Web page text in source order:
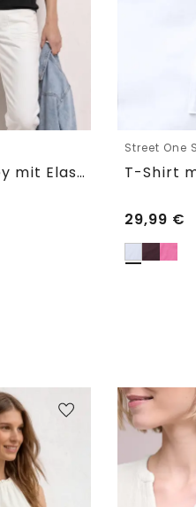
Top aus Jersey mit Elastiksaum
Street One
29,99 €